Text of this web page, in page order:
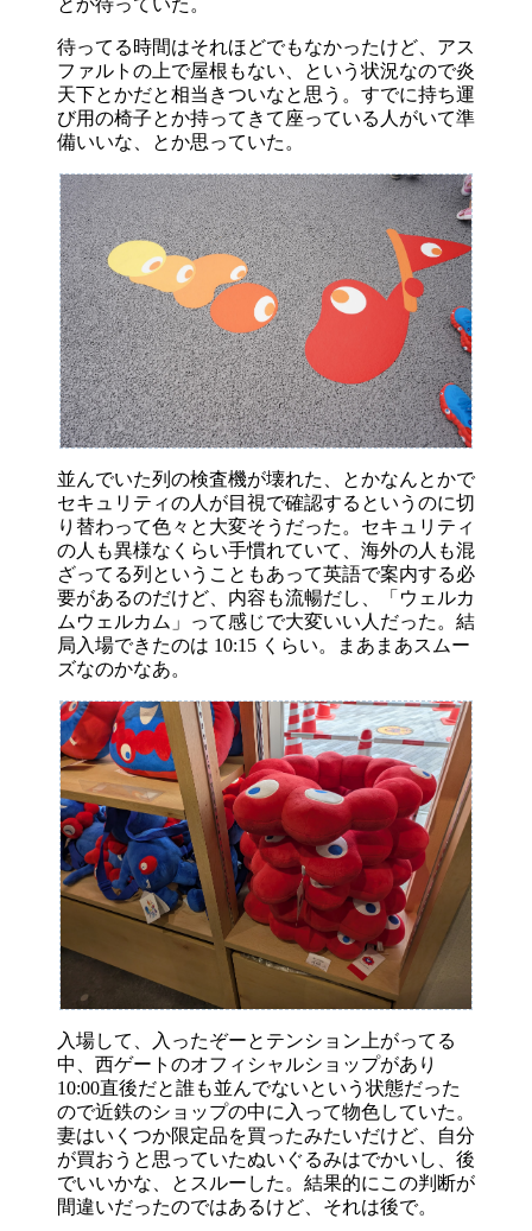
待ってる時間はそれほどでもなかったけど、アス
ファルトの上で屋根もない、という状況なので炎
天下とかだと相当きついなと思う。すでに持ち運
び用の椅子とか持ってきて座っている人がいて準
備いいな、とか思っていた。
並んでいた列の検査機が壊れた、とかなんとかで
セキュリティの人が目視で確認するというのに切
り替わって色々と大変そうだった。セキュリティ
の人も異様なくらい手慣れていて、海外の人も混
ざってる列ということもあって英語で案内する必
要があるのだけど、内容も流暢だし、「ウェルカ
ムウェルカム」って感じで大変いい人だった。結
局入場できたのは 10:15 くらい。まあまあスムー
ズなのかなあ。
入場して、入ったぞーとテンション上がってる
中、西ゲートのオフィシャルショップがあり
10:00直後だと誰も並んでないという状態だった
ので近鉄のショップの中に入って物色していた。
妻はいくつか限定品を買ったみたいだけど、自分
が買おうと思っていたぬいぐるみはでかいし、後
でいいかな、とスルーした。結果的にこの判断が
間違いだったのではあるけど、それは後で。